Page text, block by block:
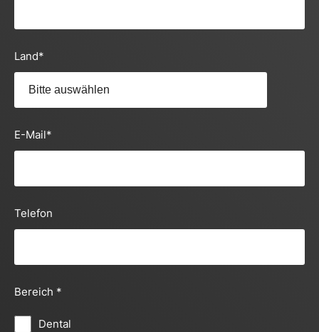
Land*
E-Mail*
Telefon
Bereich *
Dental